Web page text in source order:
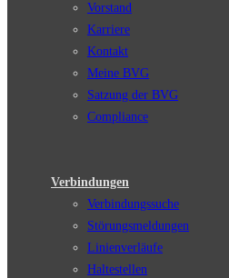
Vorstand
Karriere
Kontakt
Meine BVG
Satzung der BVG
Compliance
Verbindungen
Verbindungssuche
Störungsmeldungen
Linienverläufe
Haltestellen